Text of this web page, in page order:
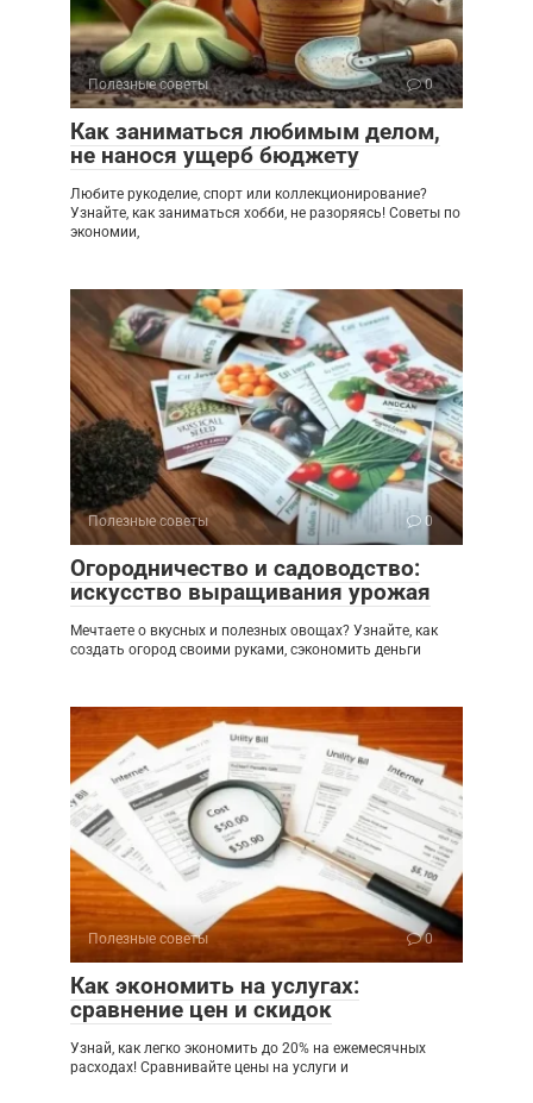
Полезные советы 0
Как заниматься любимым делом,
не нанося ущерб бюджету
Любите рукоделие, спорт или коллекционирование?
Узнайте, как заниматься хобби, не разоряясь! Советы по
экономии,
Полезные советы 0
Огородничество и садоводство:
искусство выращивания урожая
Мечтаете о вкусных и полезных овощах? Узнайте, как
создать огород своими руками, сэкономить деньги
Полезные советы 0
Как экономить на услугах:
сравнение цен и скидок
Узнай, как легко экономить до 20% на ежемесячных
расходах! Сравнивайте цены на услуги и